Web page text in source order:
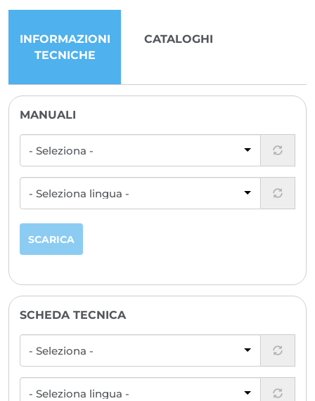
per Refrigerazione
Compressori SERIE FVR - MT -
ATEX
Taglia 4
FVR-H-125-370AX
INFORMAZIONI
TECNICHE
CATALOGHI
MANUALI